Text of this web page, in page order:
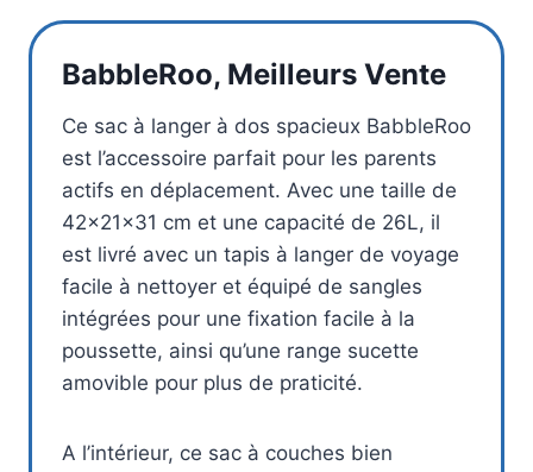
BabbleRoo, Meilleurs Vente
Ce sac à langer à dos spacieux BabbleRoo
est l’accessoire parfait pour les parents
actifs en déplacement. Avec une taille de
42x21x31 cm et une capacité de 26L, il
est livré avec un tapis à langer de voyage
facile à nettoyer et équipé de sangles
intégrées pour une fixation facile à la
poussette, ainsi qu’une range sucette
amovible pour plus de praticité.
A l’intérieur, ce sac à couches bien